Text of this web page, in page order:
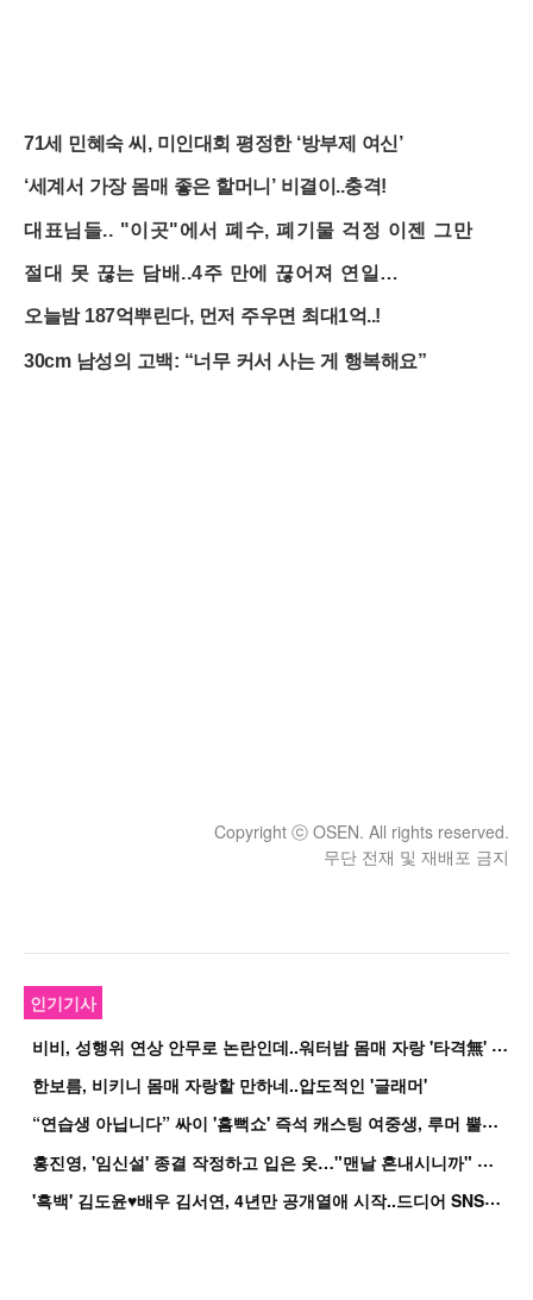
Copyright ⓒ OSEN. All rights reserved.
무단 전재 및 재배포 금지
인기기사
비
비, 성행위 연상 안무로 논란인데..워터밤 몸매 자랑 '타격無' 근황
한보름, 비키니 몸매 자랑할 만하네..압도적인 '글래머'
“
연습생 아닙니다” 싸이 '흠뻑쇼' 즉석 캐스팅 여중생, 루머 뿔났다[Oh!쎈 이...
홍
진영, '임신설' 종결 작정하고 입은 옷…"맨날 혼내시니까" 억울
'
흑백' 김도윤♥배우 김서연, 4년만 공개열애 시작..드디어 SNS에 노출 [핫피...